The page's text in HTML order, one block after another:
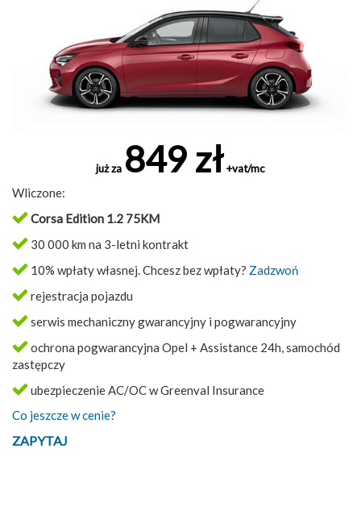
już za 849 zł +vat/mc
Wliczone:
Corsa Edition 1.2 75KM
30 000 km na 3-letni kontrakt
10% wpłaty własnej. Chcesz bez wpłaty? Zadzwoń
rejestracja pojazdu
serwis mechaniczny gwarancyjny i pogwarancyjny
ochrona pogwarancyjna Opel + Assistance 24h, samochód
zastępczy
ubezpieczenie AC/OC w Greenval Insurance
Co jeszcze w cenie?
ZAPYTAJ